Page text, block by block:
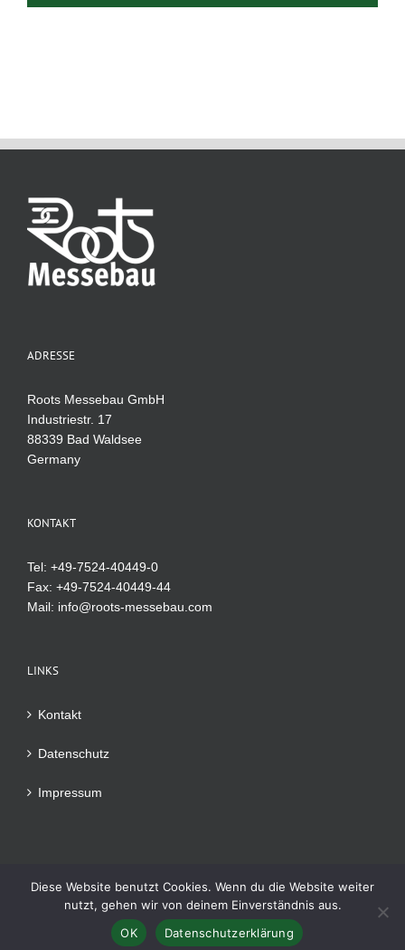
ADRESSE
Roots Messebau GmbH
Industriestr. 17
88339 Bad Waldsee
Germany
KONTAKT
Tel: +49-7524-40449-0
Fax: +49-7524-40449-44
Mail: info@roots-messebau.com
LINKS
Kontakt
Datenschutz
Impressum
© 2016 Roots Messebau | All Rights Reserved • Webdesign
GENCTUERK Design Studio
Diese Website benutzt Cookies. Wenn du die Website weiter
nutzt, gehen wir von deinem Einverständnis aus.
OK
Datenschutzerklärung